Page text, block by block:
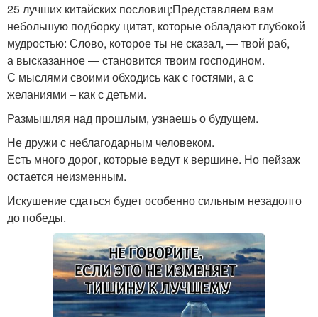
25 лучших китайских пословиц:Представляем вам
небольшую подборку цитат, которые обладают глубокой
мудростью: Слово, которое ты не сказал, — твой раб,
а высказанное — становится твоим господином.
С мыслями своими обходись как с гостями, а с
желаниями – как с детьми.
Размышляя над прошлым, узнаешь о будущем.
Не дружи с неблагодарным человеком.
Есть много дорог, которые ведут к вершине. Но пейзаж
остается неизменным.
Искушение сдаться будет особенно сильным незадолго
до победы.